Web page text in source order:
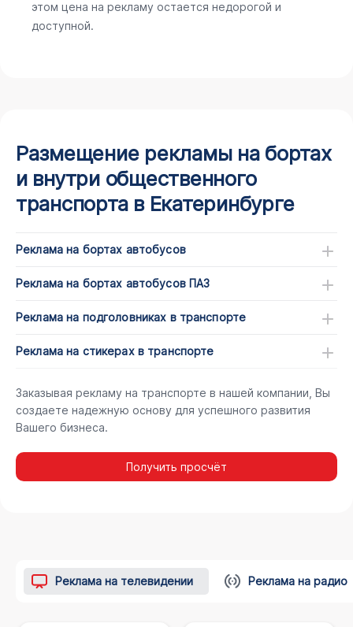
этом цена на рекламу остается недорогой и
доступной.
Размещение рекламы на бортах
и внутри общественного
транспорта в Екатеринбурге
Реклама на бортах автобусов
Реклама на бортах автобусов ПАЗ
Реклама на подголовниках в транспорте
Реклама на стикерах в транспорте
Заказывая рекламу на транспорте в нашей компании, Вы
создаете надежную основу для успешного развития
Вашего бизнеса.
Получить просчёт
Реклама на телевидении Реклама на радио